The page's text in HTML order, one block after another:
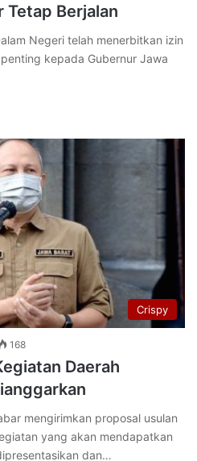
Tetap Berjalan
Negeri telah menerbitkan izin
kepada Gubernur Jawa
Crispy
168
Daerah
mengirimkan proposal usulan
yang akan mendapatkan
dan…